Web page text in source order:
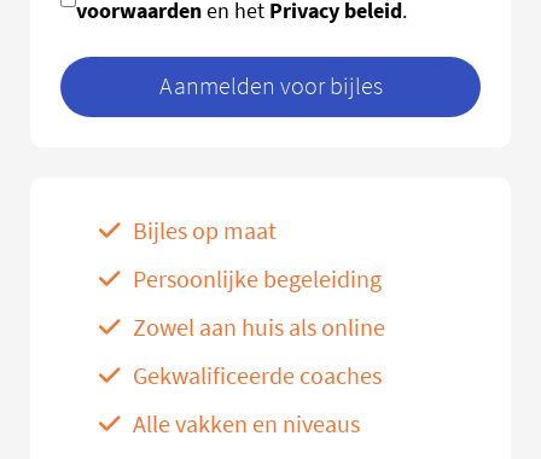
voorwaardenen het Privacy beleid.
Aanmelden voor bijles
Bijles op maat
Persoonlijke begeleiding
Zowel aan huis als online
Gekwalificeerde coaches
Alle vakken en niveaus